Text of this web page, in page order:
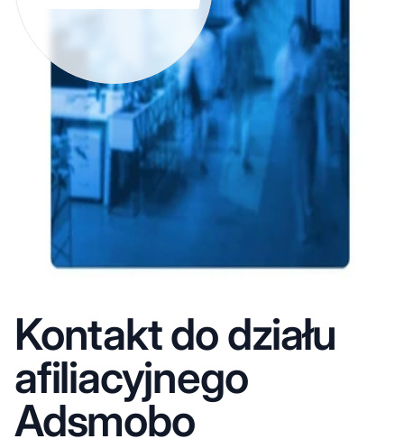
Kontakt do działu
afiliacyjnego
Adsmobo